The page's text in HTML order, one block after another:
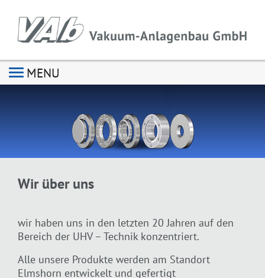
MENU
Wir über uns
wir haben uns in den letzten 20 Jahren auf den
Bereich der UHV – Technik konzentriert.
Alle unsere Produkte werden am Standort
Elmshorn entwickelt und gefertigt